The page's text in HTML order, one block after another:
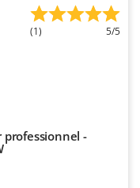
(1) 5/5
professionnel -